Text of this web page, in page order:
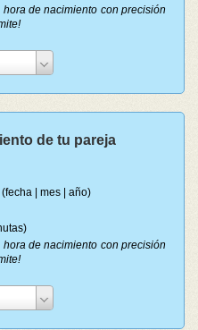
de nacimiento con precisión
de tu pareja
| mes | año)
de nacimiento con precisión